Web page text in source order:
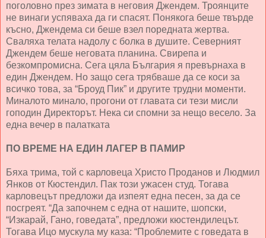
поголовно през зимата в неговия Джендем. Троянците
не винаги успяваха да ги спасят. Понякога беше твърде
късно, Джендема си беше взел поредната жертва.
Сваляха телата надолу с болка в душите. Северният
Джендем беше неговата планина. Свирепа и
безкомпромисна. Сега цяла България я превърнаха в
един Джендем. Но защо сега трябваше да се коси за
всичко това, за “Броуд Пик” и другите трудни моменти.
Миналото минало, прогони от главата си тези мисли
гоподин Директорът. Нека си спомни за нещо весело. За
една вечер в палатката
ПО ВРЕМЕ НА ЕДИН ЛАГЕР В ПАМИР
Бяха трима, той с карловеца Христо Проданов и Людмил
Янков от Кюстендил. Пак този ужасен студ. Тогава
карловецът предложи да изпеят една песен, за да се
посгреят. “Да започнем с една от нашите, шопски,
“Изкарай, Гано, говедата”, предложи кюстендилецът.
Тогава Ицо мускула му каза: “Проблемите с говедата в